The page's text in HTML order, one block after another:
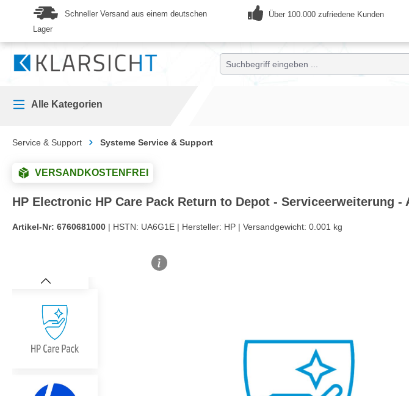
Zur Hauptnavigation springen
Schneller Versand aus einem deutschen
Lager
Über 100.000 zufriedene Kunden
Alle Kategorien
Service & Support Systeme Service & Support
VERSANDKOSTENFREI
HP Electronic HP Care Pack Return to Depot - Serviceerweiterung
Artikel-Nr: 6760681000 | HSTN: UA6G1E | Hersteller: HP | Versandgewicht: 0.001 kg
Bildergalerie überspringen